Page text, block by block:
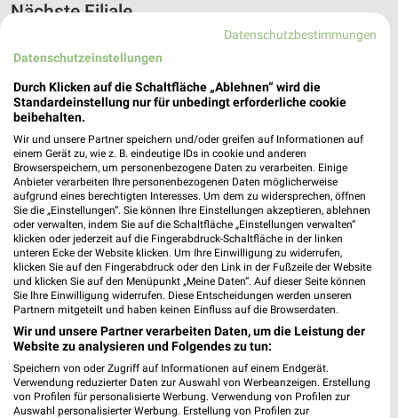
Nächste Filiale
Weichser Weg 5
93059 Regensburg
Heute 08:00 - 20:00 Uhr |
398,94 km • Angebote: 1 Prospekt
Angebote-Kalender für EDEKA in
Regenstauf und Umgebung
Aug.
03Mo 04Di 05 Mi 06 Do 07Fr
EDEKA - Angebote ab 03.08.
EDEKA - Angebote ab 03.08.
Datenschutzbestimmungen
Datenschutzeinstellungen
Durch Klicken auf die Schaltfläche „Ablehnen“ wird die
Standardeinstellung nur für unbedingt erforderliche cookie
beibehalten.
Wir und unsere Partner speichern und/oder greifen auf Informationen auf
einem Gerät zu, wie z. B. eindeutige IDs in cookie und anderen
Browserspeichern, um personenbezogene Daten zu verarbeiten. Einige
Anbieter verarbeiten Ihre personenbezogenen Daten möglicherweise
aufgrund eines berechtigten Interesses. Um dem zu widersprechen, öffnen
Sie die „Einstellungen“. Sie können Ihre Einstellungen akzeptieren, ablehnen
oder verwalten, indem Sie auf die Schaltfläche „Einstellungen verwalten“
klicken oder jederzeit auf die Fingerabdruck-Schaltfläche in der linken
unteren Ecke der Website klicken. Um Ihre Einwilligung zu widerrufen,
klicken Sie auf den Fingerabdruck oder den Link in der Fußzeile der Website
und klicken Sie auf den Menüpunkt „Meine Daten“. Auf dieser Seite können
Sie Ihre Einwilligung widerrufen. Diese Entscheidungen werden unseren
Partnern mitgeteilt und haben keinen Einfluss auf die Browserdaten.
Wir und unsere Partner verarbeiten Daten, um die Leistung der
Website zu analysieren und Folgendes zu tun:
Speichern von oder Zugriff auf Informationen auf einem Endgerät.
Verwendung reduzierter Daten zur Auswahl von Werbeanzeigen. Erstellung
von Profilen für personalisierte Werbung. Verwendung von Profilen zur
Auswahl personalisierter Werbung. Erstellung von Profilen zur